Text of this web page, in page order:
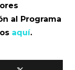
al Programa
aquí.